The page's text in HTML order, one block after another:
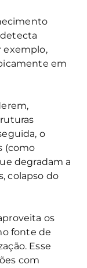
exemplo,
em
o
(como
degradam a
colapso do
os
fonte de
Esse
com